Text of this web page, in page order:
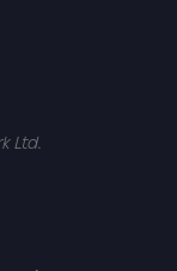
Ltd.